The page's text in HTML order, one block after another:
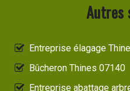
Autres
Entreprise élagage
Bûcheron Thines 07140
Entreprise abattage